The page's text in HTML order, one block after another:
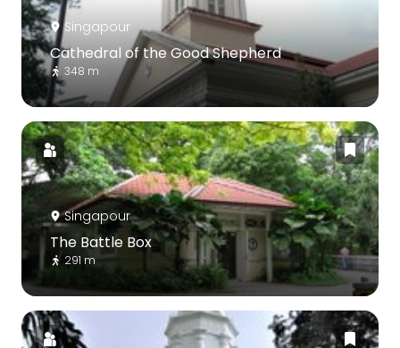
Singapour
Cathedral of the Good Shepherd
348 m
Singapour
The Battle Box
291 m